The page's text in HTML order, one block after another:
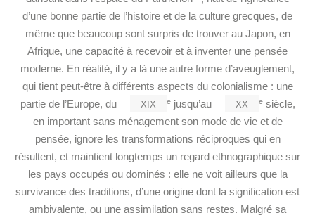
d’une bonne partie de l’histoire et de la culture grecques, de
même que beaucoup sont surpris de trouver au Japon, en
Afrique, une capacité à recevoir et à inventer une pensée
moderne. En réalité, il y a là une autre forme d’aveuglement,
qui tient peut-être à différents aspects du colonialisme : une
partie de l’Europe, du
xix ejusqu’au xx esiècle,
en important sans ménagement son mode de vie et de
pensée, ignore les transformations réciproques qui en
résultent, et maintient longtemps un regard ethnographique sur
les pays occupés ou dominés : elle ne voit ailleurs que la
survivance des traditions, d’une origine dont la signification est
ambivalente, ou une assimilation sans restes. Malgré sa